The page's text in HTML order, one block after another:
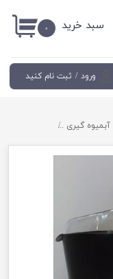
ورود / ثبت نام کنید
۰ سبد خرید
آبمیوه گیری